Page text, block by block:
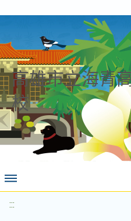
高雄市立海青
校
:::